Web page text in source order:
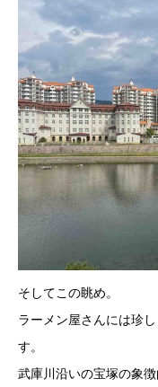
そしてこの眺め。
ラーメン屋さんには珍
す。
武庫川沿いの宝塚の象